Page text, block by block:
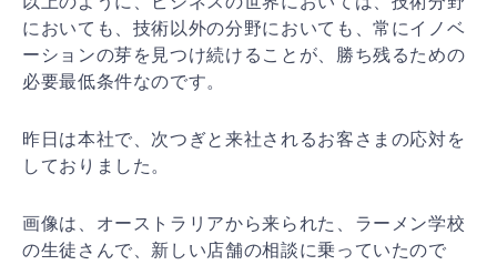
においても、技術以外の分野においても、常にイノベ
ーションの芽を見つけ続けることが、勝ち残るための
必要最低条件なのです。
昨日は本社で、次つぎと来社されるお客さまの応対を
しておりました。
画像は、オーストラリアから来られた、ラーメン学校
の生徒さんで、新しい店舗の相談に乗っていたので